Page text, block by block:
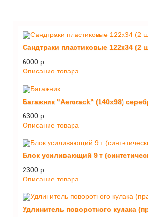
Сандтраки пластиковые 122х34 (2
6000 p.
Описание товара
Багажник "Aerorack" (140х98)
6300 p.
Описание товара
Блок усиливающий 9 т
2300 p.
Описание товара
Удлинитель поворотного кулака